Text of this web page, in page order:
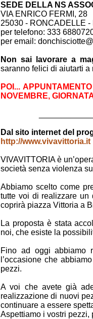
SEDE DELLA NS
VIA ENRICO FERMI, 28
25030 - RONCADELLE -
per telefono: 333
per email:
Non sai lavorare a
saranno felici di aiutarti a
POI...
NOVEMBRE,
Dal sito internet del
http://www.vivavittoria.it
VIVAVITTORIA è
società senza violenza
Abbiamo scelto come
tutte voi di realizzare un
coprirà piazza Vittoria a
La proposta è stata
noi, che esiste la
Fino ad oggi abbiamo
l’occasione che
pezzi.
A voi che avete già
realizzazione di nuovi
continuare a essere
Aspettiamo i vostri pezzi,